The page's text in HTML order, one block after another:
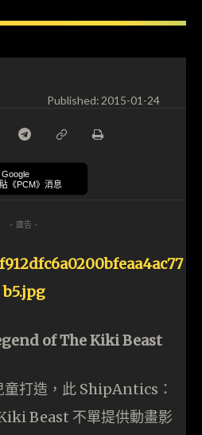
Published:2015-01-24
Google
《PCM》消息
- 廣告 -
of The Kiki Beast
童打造，此 ShipAntics：
Beast 不單提供動畫影